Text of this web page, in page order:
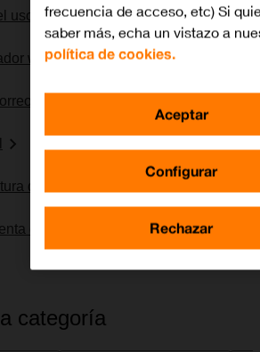
uso del código PIN
web
electrónico POP3
de pantalla
de Microsoft en el móvil
categoría
frecuencia de acceso, etc) Si
saber más, echa un vistazo a
política de cookies.
Configurar
Rechazar
Aceptar